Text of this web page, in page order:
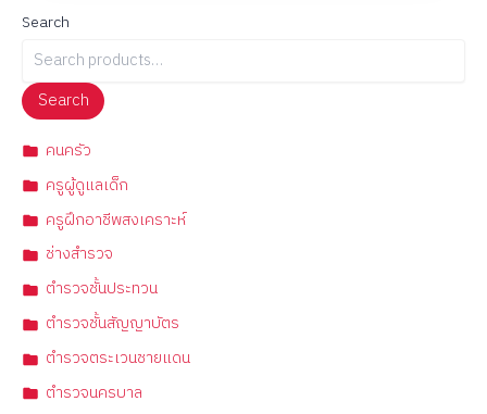
Search
Search
คนครัว
ครูผู้ดูแลเด็ก
ครูฝึกอาชีพสงเคราะห์
ช่างสำรวจ
ตำรวจชั้นประทวน
ตำรวจชั้นสัญญาบัตร
ตำรวจตระเวนชายแดน
ตำรวจนครบาล